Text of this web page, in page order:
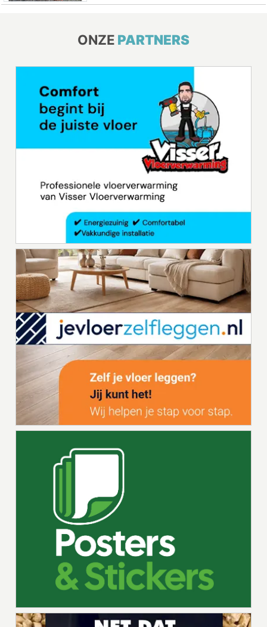
ONZE PARTNERS